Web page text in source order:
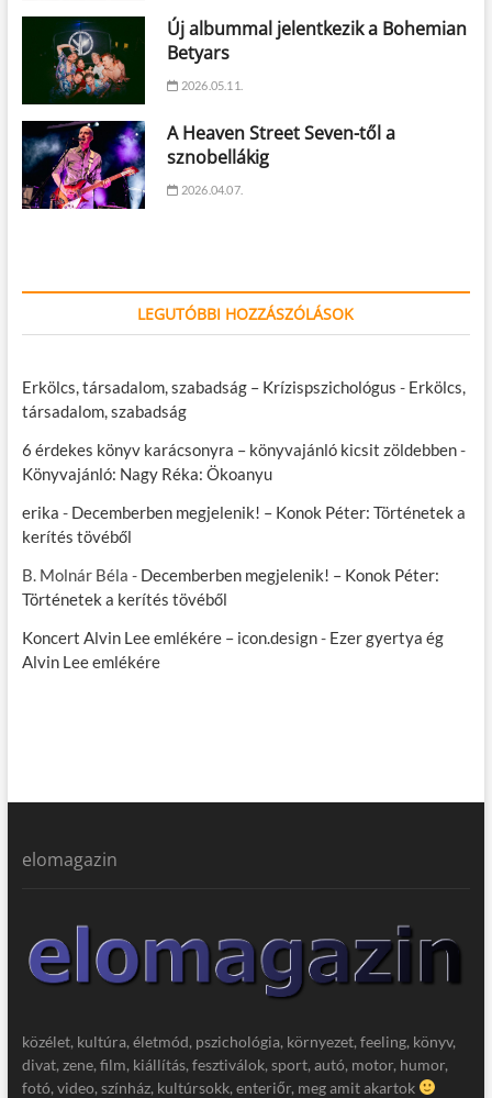
Új albummal jelentkezik a Bohemian
Betyars
2026.05.11.
A Heaven Street Seven-től a
sznobellákig
2026.04.07.
LEGUTÓBBI HOZZÁSZÓLÁSOK
Erkölcs, társadalom, szabadság – Krízispszichológus - Erkölcs,
társadalom, szabadság
6 érdekes könyv karácsonyra – könyvajánló kicsit zöldebben-
Könyvajánló: Nagy Réka: Ökoanyu
erika - Decemberben megjelenik! – Konok Péter: Történetek a
kerítés tövéből
B. Molnár Béla - Decemberben megjelenik! – Konok Péter:
Történetek a kerítés tövéből
Koncert Alvin Lee emlékére – icon.design- Ezer gyertya ég
Alvin Lee emlékére
elomagazin
közélet, kultúra, életmód, pszichológia, környezet, feeling, könyv,
divat, zene, film, kiállítás, fesztiválok, sport, autó, motor, humor,
fotó, video, színház, kultúrsokk, enteriőr, meg amit akartok